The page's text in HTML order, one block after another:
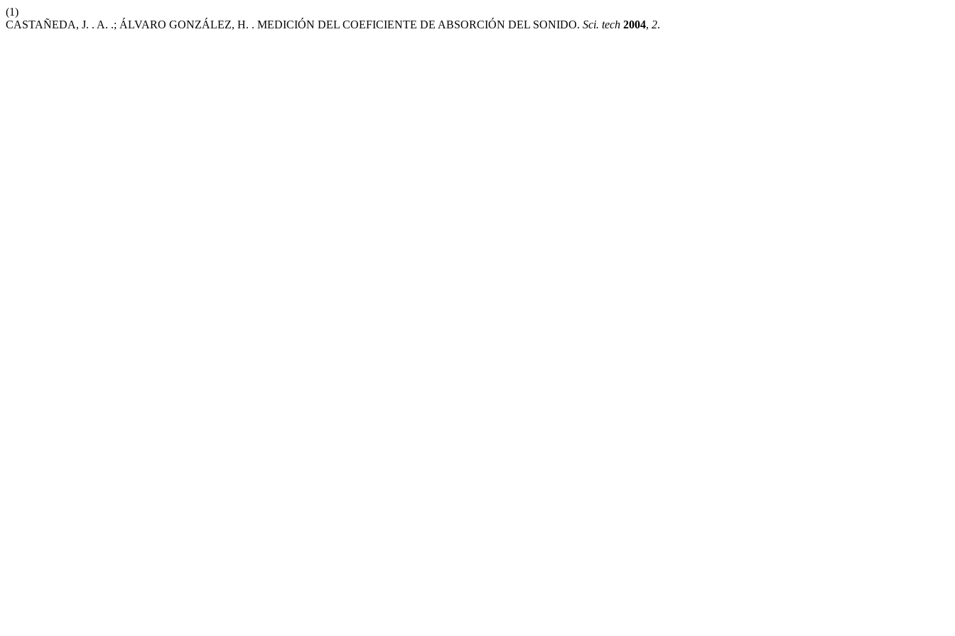
(1)
CASTAÑEDA, J. . A. .; ÁLVARO GONZÁLEZ, H. . MEDICIÓN DEL COEFICIENTE DE ABSORCIÓN DEL SONIDO. Sci. tech 2004, 2.